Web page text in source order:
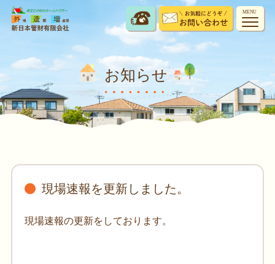
MENU
お知らせ
現場速報を更新しました。
現場速報の更新をしております。